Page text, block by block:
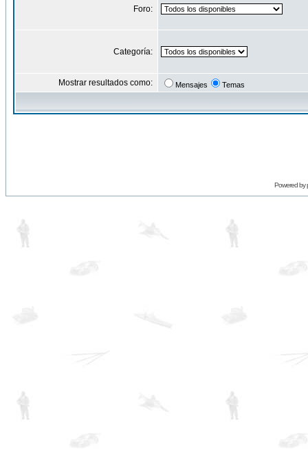
Foro:
Categoría:
Mostrar resultados como: Mensajes Temas
Powered by